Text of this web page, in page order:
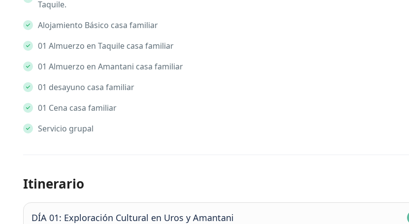
Taquile.
Alojamiento Básico casa familiar
01 Almuerzo en Taquile casa familiar
01 Almuerzo en Amantani casa familiar
01 desayuno casa familiar
01 Cena casa familiar
Servicio grupal
Itinerario
DÍA 01: Exploración Cultural en Uros y Amantani